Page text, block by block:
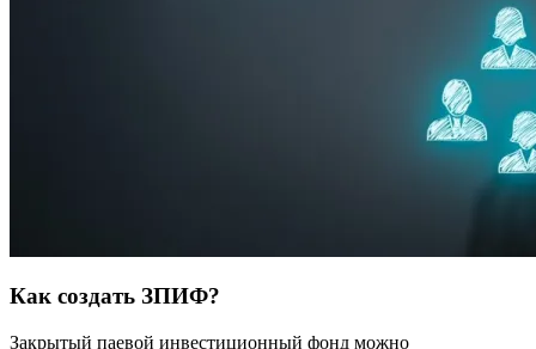
Как создать ЗПИФ?
Закрытый паевой инвестиционный фонд можно